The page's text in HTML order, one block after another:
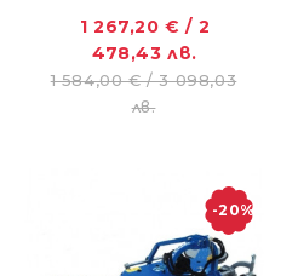
1 267,20 € / 2
478,43 лв.
1 584,00 € / 3 098,03
лв.
-20%